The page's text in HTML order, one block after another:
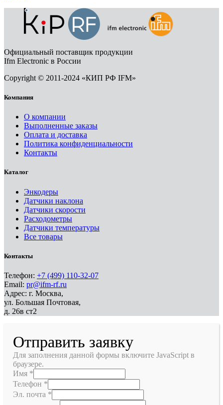
Официальный поставщик продукции
Ifm Electronic в России
Copyright © 2011-2024 «КИП РФ IFM»
Компания
О компании
Выполненные заказы
Оплата и доставка
Политика конфиденциальности
Контакты
Каталог
Энкодеры
Датчики наклона
Датчики скорости
Расходометры
Датчики температуры
Все товары
Контакты
Телефон: +7 (499) 110-32-07
Email: pr@ifm-rf.ru
Адрес: г. Москва,
ул. Большая Почтовая,
д. 26в ст2
Отправить заявку
Для заполнения данной формы включите JavaScript в
браузере.
Имя *
Телефон *
Эл. почта *